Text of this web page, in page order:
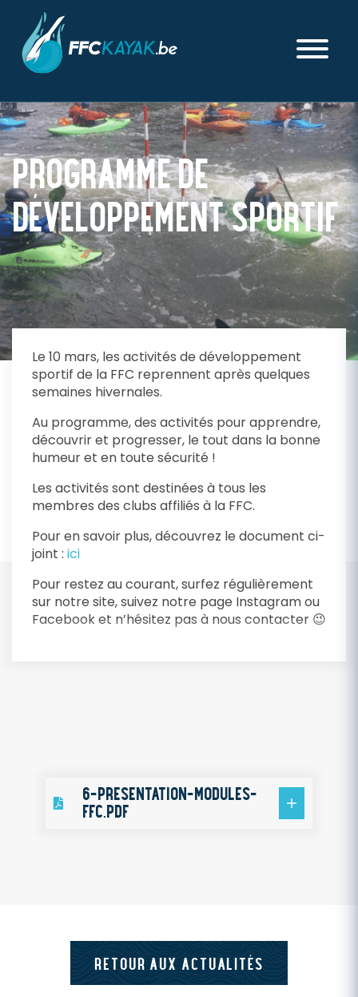
PROGRAMME DE
DÉVELOPPEMENT SPORTIF
PUBLIÉ LE MARDI 05 MARS 2024
Le 10 mars, les activités de développement
sportif de la FFC reprennent après quelques
semaines hivernales.
Au programme, des activités pour apprendre,
découvrir et progresser, le tout dans la bonne
humeur et en toute sécurité !
Les activités sont destinées à tous les
membres des clubs affiliés à la FFC.
Pour en savoir plus, découvrez le document ci-
joint : ici
Pour restez au courant, surfez régulièrement
sur notre site, suivez notre page Instagram ou
Facebook et n’hésitez pas à nous contacter 😉
6-PRESENTATION-MODULES-
FFC.PDF
RETOUR AUX ACTUALITÉS